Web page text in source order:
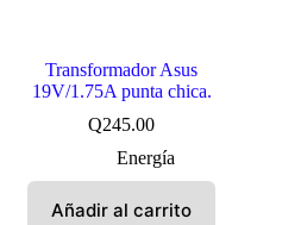
Transformador Asus
19V/1.75A punta chica.
Q245.00
Energía
Añadir al carrito